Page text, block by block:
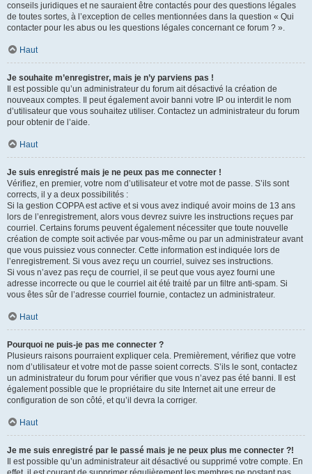
conseils juridiques et ne sauraient être contactés pour des questions légales
de toutes sortes, à l’exception de celles mentionnées dans la question « Qui
contacter pour les abus ou les questions légales concernant ce forum ? ».
Haut
Je souhaite m’enregistrer, mais je n’y parviens pas !
Il est possible qu’un administrateur du forum ait désactivé la création de
nouveaux comptes. Il peut également avoir banni votre IP ou interdit le nom
d’utilisateur que vous souhaitez utiliser. Contactez un administrateur du forum
pour obtenir de l’aide.
Haut
Je suis enregistré mais je ne peux pas me connecter !
Vérifiez, en premier, votre nom d’utilisateur et votre mot de passe. S’ils sont
corrects, il y a deux possibilités :
Si la gestion COPPA est active et si vous avez indiqué avoir moins de 13 ans
lors de l’enregistrement, alors vous devrez suivre les instructions reçues par
courriel. Certains forums peuvent également nécessiter que toute nouvelle
création de compte soit activée par vous-même ou par un administrateur avant
que vous puissiez vous connecter. Cette information est indiquée lors de
l’enregistrement. Si vous avez reçu un courriel, suivez ses instructions.
Si vous n’avez pas reçu de courriel, il se peut que vous ayez fourni une
adresse incorrecte ou que le courriel ait été traité par un filtre anti-spam. Si
vous êtes sûr de l’adresse courriel fournie, contactez un administrateur.
Haut
Pourquoi ne puis-je pas me connecter ?
Plusieurs raisons pourraient expliquer cela. Premièrement, vérifiez que votre
nom d’utilisateur et votre mot de passe soient corrects. S’ils le sont, contactez
un administrateur du forum pour vérifier que vous n’avez pas été banni. Il est
également possible que le propriétaire du site Internet ait une erreur de
configuration de son côté, et qu’il devra la corriger.
Haut
Je me suis enregistré par le passé mais je ne peux plus me connecter ?!
Il est possible qu’un administrateur ait désactivé ou supprimé votre compte. En